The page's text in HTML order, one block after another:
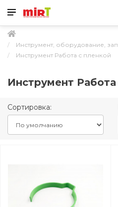
Инструмент, оборудование,
Инструмент Работа с пленкой
Инструмент
Сортировка: